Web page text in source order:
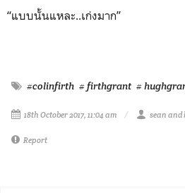
“แบบนั้นแหละ..เก่งมาก”
#colinfirth # firthgrant #
18th October 2017, 11:04 am sean and
Report